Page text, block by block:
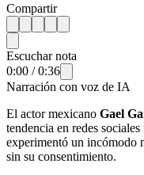
Compartir
Escuchar nota
0:00 /0:36
Narración con voz de IA
El actor mexicano Gael
tendencia en redes
experimentó un incómodo
sin su consentimiento.